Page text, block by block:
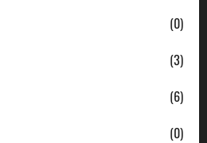
(0)
(3)
(6)
(0)